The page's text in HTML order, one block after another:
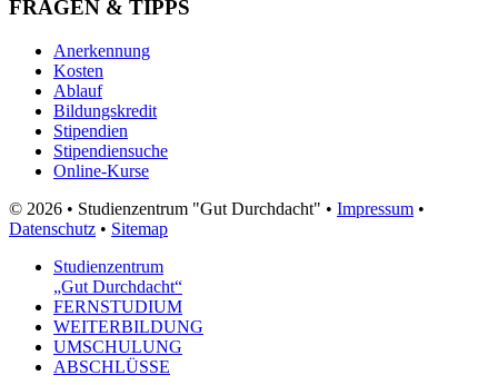
FRAGEN & TIPPS
Anerkennung
Kosten
Ablauf
Bildungskredit
Stipendien
Stipendiensuche
Online-Kurse
© 2026 • Studienzentrum "Gut Durchdacht" • Impressum •
Datenschutz • Sitemap
Studienzentrum
„Gut Durchdacht“
FERNSTUDIUM
WEITERBILDUNG
UMSCHULUNG
ABSCHLÜSSE